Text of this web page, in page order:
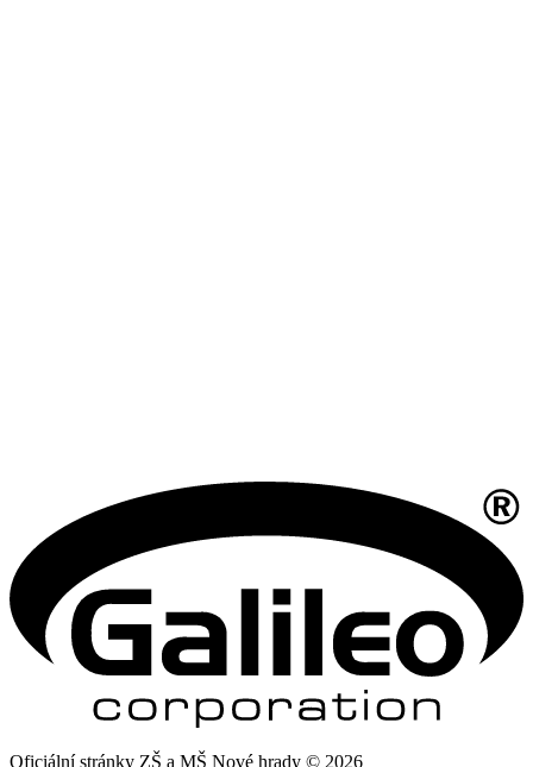
Oficiální stránky ZŠ a MŠ Nové hrady © 2026